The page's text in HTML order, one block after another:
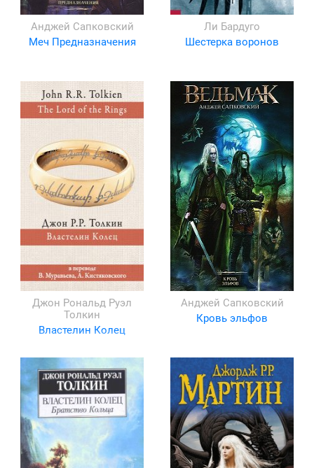
Анджей Сапковский
Меч Предназначения
Ли Бардуго
Шестерка воронов
Джон Рональд Руэл
Толкин
Властелин Колец
Анджей Сапковский
Кровь эльфов